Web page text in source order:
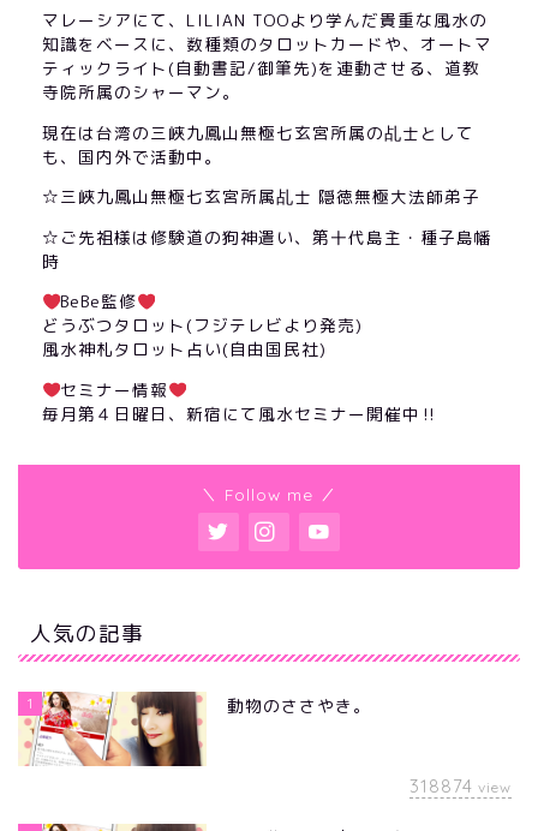
マレーシアにて、LILIAN TOOより学んだ貴重な風水の
知識をベースに、数種類のタロットカードや、オートマ
ティックライト(自動書記/御筆先)を連動させる、道教
寺院所属のシャーマン。
現在は台湾の三峽九鳳山無極七玄宮所属の乩士として
も、国内外で活動中。
☆三峽九鳳山無極七玄宮所属乩士 隠徳無極大法師弟子
☆ご先祖様は修験道の狗神遣い、第十代島主・種子島幡
時
BeBe監修
どうぶつタロット(フジテレビより発売)
風水神札タロット占い(自由国民社)
セミナー情報
毎月第４日曜日、新宿にて風水セミナー開催中‼︎
＼ Follow me ／
人気の記事
1 動物のささやき。
318874 view